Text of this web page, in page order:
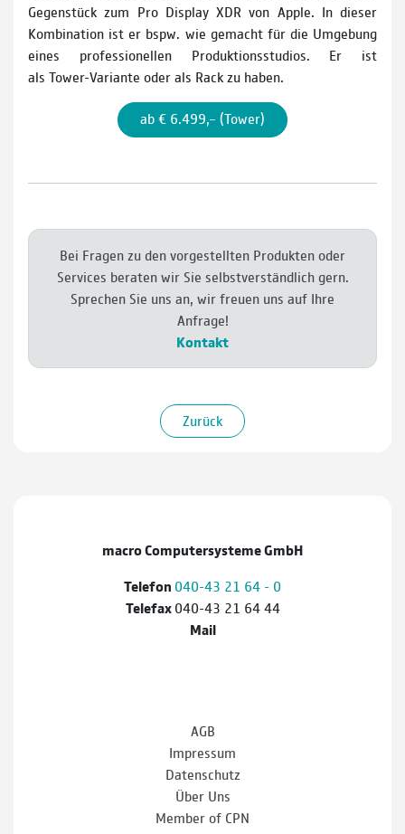
Gegenstück zum Pro Display XDR von Apple. In dieser
Kombination ist er bspw. wie gemacht für die Um­gebung
eines professionellen Produktionsstudios. Er ist
als Tower­-Variante oder als Rack zu haben.
ab € 6.499,– (Tower)
Bei Fragen zu den vorgestellten Produkten oder
Services beraten wir Sie selbstverständlich gern.
Sprechen Sie uns an, wir freuen uns auf Ihre
Anfrage!
Kontakt
Zurück
macro Computersysteme GmbH
Telefon 040-43 21 64 - 0
Telefax040-43 21 64 44
Mail
AGB
Impressum
Datenschutz
Über Uns
Member of CPN